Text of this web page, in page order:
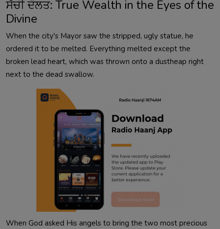
ਸੱਚੀ ਦੌਲਤ: True Wealth in the Eyes of the
Divine
When the city's Mayor saw the stripped, ugly statue, he
ordered it to be melted. Everything melted except the
broken lead heart, which was thrown onto a dustheap right
next to the dead swallow.
When God asked His angels to bring the two most precious